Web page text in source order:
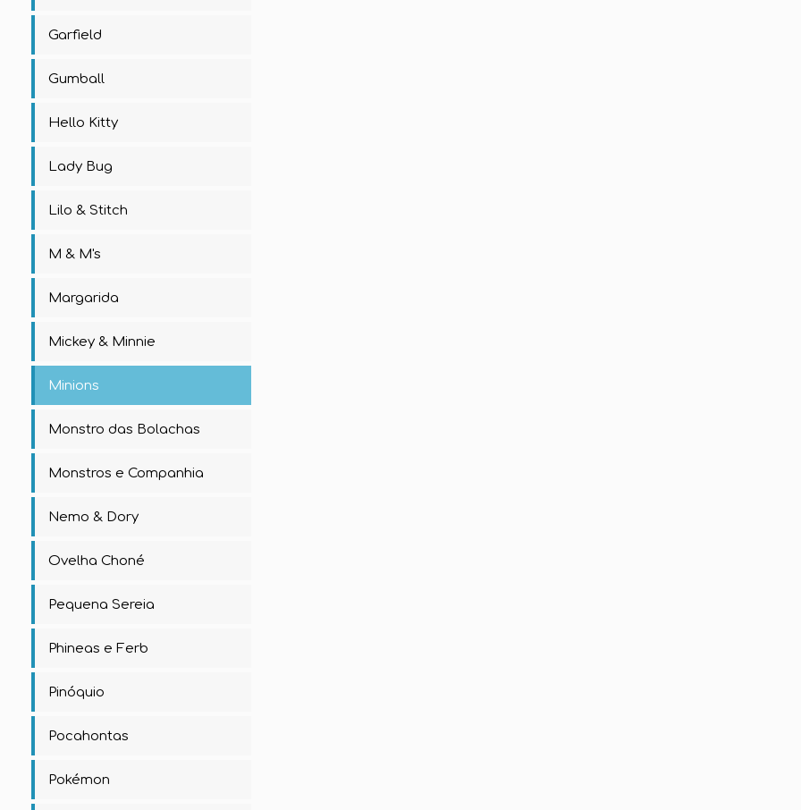
Garfield
Gumball
Hello Kitty
Lady Bug
Lilo & Stitch
M & M's
Margarida
Mickey & Minnie
Minions
Monstro das Bolachas
Monstros e Companhia
Nemo & Dory
Ovelha Choné
Pequena Sereia
Phineas e Ferb
Pinóquio
Pocahontas
Pokémon